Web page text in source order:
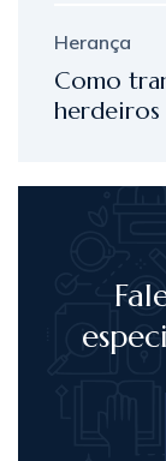
Herança
Como
herdeiros